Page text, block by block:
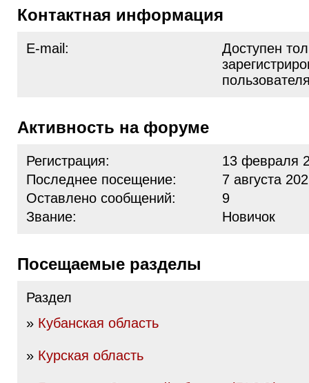
Контактная информация
E-mail:
Доступен
Активность на форуме
Регистрация:
13 февраля
Последнее посещение:
7 августа
Оставлено сообщений:
9
Звание:
Новичок
Посещаемые разделы
Раздел
» Кубанская область
» Курская область